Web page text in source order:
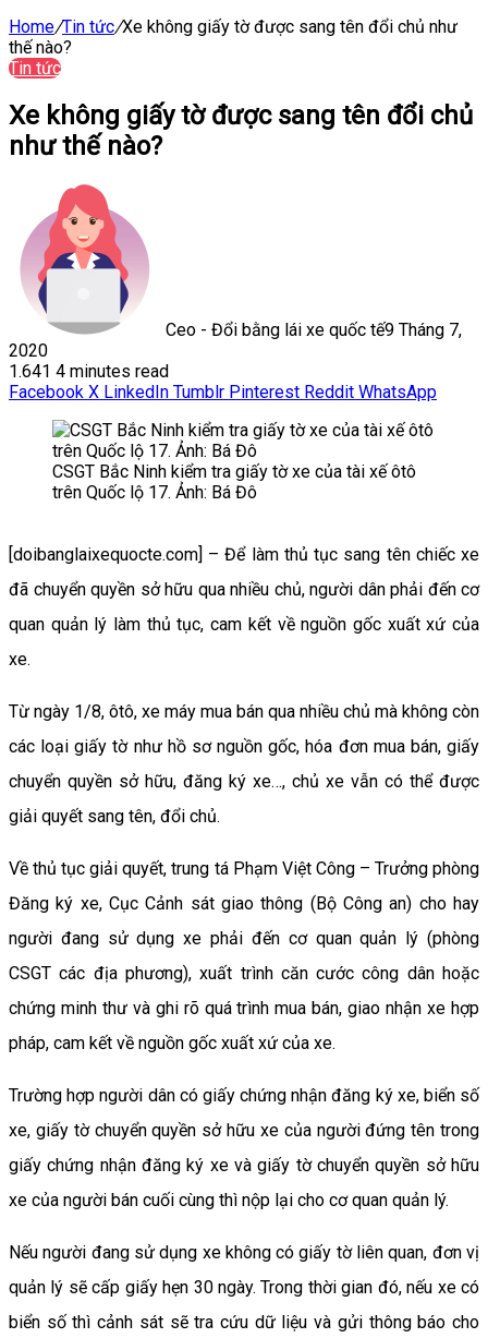
Home/Tin tức/Xe không giấy tờ được sang tên đổi chủ như
thế nào?
Tin tức
Xe không giấy tờ được sang tên đổi chủ
như thế nào?
Ceo - Đổi bằng lái xe quốc tế9 Tháng 7,
2020
1.641 4 minutes read
Facebook X LinkedIn Tumblr Pinterest Reddit WhatsApp
CSGT Bắc Ninh kiểm tra giấy tờ xe của tài xế ôtô
trên Quốc lộ 17. Ảnh: Bá Đô
[doibanglaixequocte.com] – Để làm thủ tục sang tên chiếc xe
đã chuyển quyền sở hữu qua nhiều chủ, người dân phải đến cơ
quan quản lý làm thủ tục, cam kết về nguồn gốc xuất xứ của
xe.
Từ ngày 1/8, ôtô, xe máy mua bán qua nhiều chủ mà không còn
các loại giấy tờ như hồ sơ nguồn gốc, hóa đơn mua bán, giấy
chuyển quyền sở hữu, đăng ký xe…, chủ xe vẫn có thể được
giải quyết sang tên, đổi chủ.
Về thủ tục giải quyết, trung tá Phạm Việt Công – Trưởng phòng
Đăng ký xe, Cục Cảnh sát giao thông (Bộ Công an) cho hay
người đang sử dụng xe phải đến cơ quan quản lý (phòng
CSGT các địa phương), xuất trình căn cước công dân hoặc
chứng minh thư và ghi rõ quá trình mua bán, giao nhận xe hợp
pháp, cam kết về nguồn gốc xuất xứ của xe.
Trường hợp người dân có giấy chứng nhận đăng ký xe, biển số
xe, giấy tờ chuyển quyền sở hữu xe của người đứng tên trong
giấy chứng nhận đăng ký xe và giấy tờ chuyển quyền sở hữu
xe của người bán cuối cùng thì nộp lại cho cơ quan quản lý.
Nếu người đang sử dụng xe không có giấy tờ liên quan, đơn vị
quản lý sẽ cấp giấy hẹn 30 ngày. Trong thời gian đó, nếu xe có
biển số thì cảnh sát sẽ tra cứu dữ liệu và gửi thông báo cho